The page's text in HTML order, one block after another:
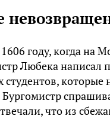
году, когда на
Любека написал
студентов,
что из